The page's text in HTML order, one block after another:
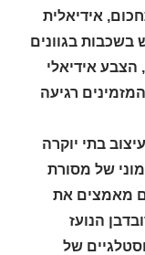
אידיאלית
בשכבות בגוונים
אידיאלי
רגיעה
בתי יוקרה
הרמוני של מסורת
מאמצים את
הנועז
של